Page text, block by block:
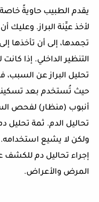
يقدم الطبيب حاويةً
لأخذ عيِّنة البراز. وعليك
تجمدها، إلى أن تأخذها
التنظير الداخلي. إذا
تحليل البراز عن
حيث تُستخدم بعد
أنبوب (منظار) لفحص
تحاليل الدم. ثمة تحليل
ولكن لا يشيع
إجراء تحاليل دم
المرض والأعراض.